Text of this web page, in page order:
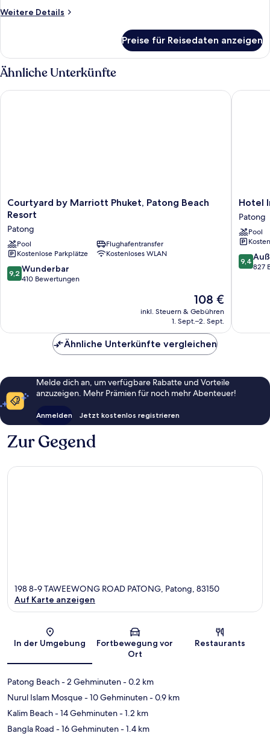
Poolblick
Weitere Details
Weitere
1 King-
Bett
und
Poolblick
Preise für Reisedaten anzeigen
Ähnliche Unterkünfte
Courtyard
by
Phuket,
Patong
Beach
Resort
Patong
Courtyard by Marriott Phuket, Patong Beach
Resort
Patong
Pool
Flughafentransfer
Kostenlose Parkplätze
Kostenloses WLAN
9.2
von
9,2 Wunderbar
410 Bewertungen
Der
Preis
beträgt
108 €
inkl. Steuern & Gebühren
1. Sept.–2. Sept.
Courtyard by Marriott Phuket, Patong Beach Resort
Hotel
Indigo
Phuket
Patong
by
IHG
Patong
Hotel
Patong
Pool
9.4
von
9,4
827
Hotel
Ähnliche Unterkünfte vergleichen
Melde dich an, um verfügbare Rabatte und Vorteile
anzuzeigen. Mehr Prämien für noch mehr Abenteuer!
Anmelden Jetzt kostenlos registrieren
Zur Gegend
Karte
198 8-9 TAWEEWONG ROAD PATONG, Patong, 83150
Auf Karte anzeigen
In der Umgebung
Fortbewegung vor
Ort
Restaurants
Patong Beach- 2 Gehminuten- 0.2 km
Nurul Islam Mosque- 10 Gehminuten- 0.9 km
Kalim Beach- 14 Gehminuten- 1.2 km
Bangla Road - 16 Gehminuten- 1.4 km